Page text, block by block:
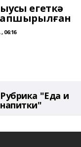
егеткә
06:16
Рубрика "Еда и
напитки"